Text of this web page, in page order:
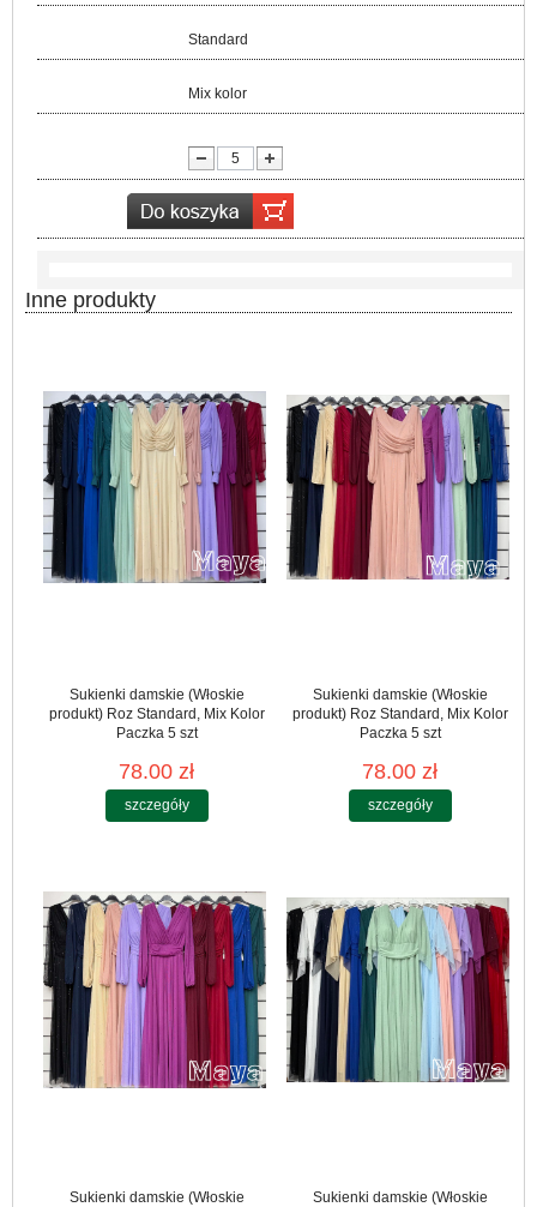
Standard
Mix kolor
Inne produkty
Sukienki damskie (Włoskie
produkt) Roz Standard, Mix Kolor
Paczka 5 szt
78.00 zł
szczegóły
Sukienki damskie (Włoskie
produkt) Roz Standard, Mix Kolor
Paczka 5 szt
78.00 zł
szczegóły
Sukienki damskie (Włoskie
Sukienki damskie (Włoskie